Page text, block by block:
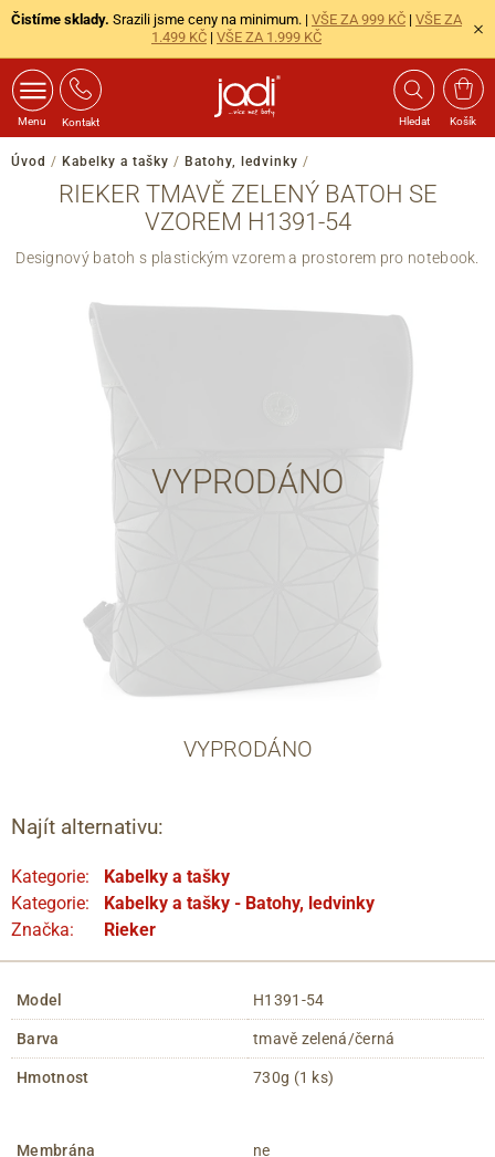
Čistíme sklady. Srazili jsme ceny na minimum. | VŠE ZA 999 KČ | VŠE ZA
1.499 KČ | VŠE ZA 1.999 KČ
Menu Kontakt Hledat Košík
Úvod / Kabelky a tašky / Batohy, ledvinky /
RIEKER TMAVĚ ZELENÝ BATOH SE
VZOREM H1391-54
Designový batoh s plastickým vzorem a prostorem pro notebook.
VYPRODÁNO
VYPRODÁNO
Najít alternativu:
Kategorie:
Kabelky a tašky
Kategorie:
Kabelky a tašky - Batohy, ledvinky
Značka:
Rieker
Model H1391-54
Barva tmavě zelená/černá
Hmotnost 730g (1 ks)
Membrána ne